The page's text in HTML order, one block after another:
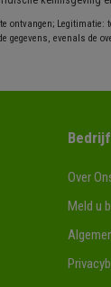
Legitimatie:
gegevens, evenals de
Over
Meld u